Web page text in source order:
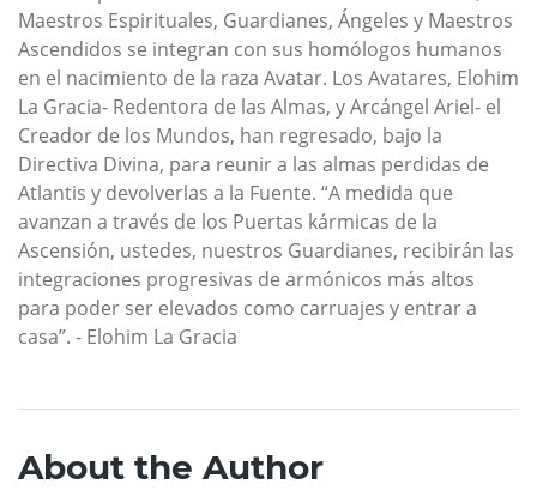
Maestros Espirituales, Guardianes, Ángeles y Maestros
Ascendidos se integran con sus homólogos humanos
en el nacimiento de la raza Avatar. Los Avatares, Elohim
La Gracia- Redentora de las Almas, y Arcángel Ariel- el
Creador de los Mundos, han regresado, bajo la
Directiva Divina, para reunir a las almas perdidas de
Atlantis y devolverlas a la Fuente. “A medida que
avanzan a través de los Puertas kármicas de la
Ascensión, ustedes, nuestros Guardianes, recibirán las
integraciones progresivas de armónicos más altos
para poder ser elevados como carruajes y entrar a
casa”. - Elohim La Gracia
About the Author